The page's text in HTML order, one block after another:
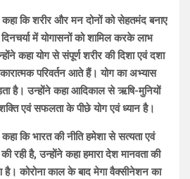
कहा कि शरीर और मन दोनों को सेहतमंद बनाए
में योगासनों को शामिल करके लाभ
कहा योग से संपूर्ण शरीर की दिशा एवं दशा
परिवर्तन आते हैं। योग का अभ्यास
है। उन्होंने कहा आदिकाल से ऋषि-मुनियों
एवं सफलता के पीछे योग एवं ध्यान है।
कि भारत की नीति हमेशा से सत्यता एवं
है, उन्होंने कहा हमारा देश मानवता की
है। कोरोना काल के बाद मेगा वैक्सीनेशन का